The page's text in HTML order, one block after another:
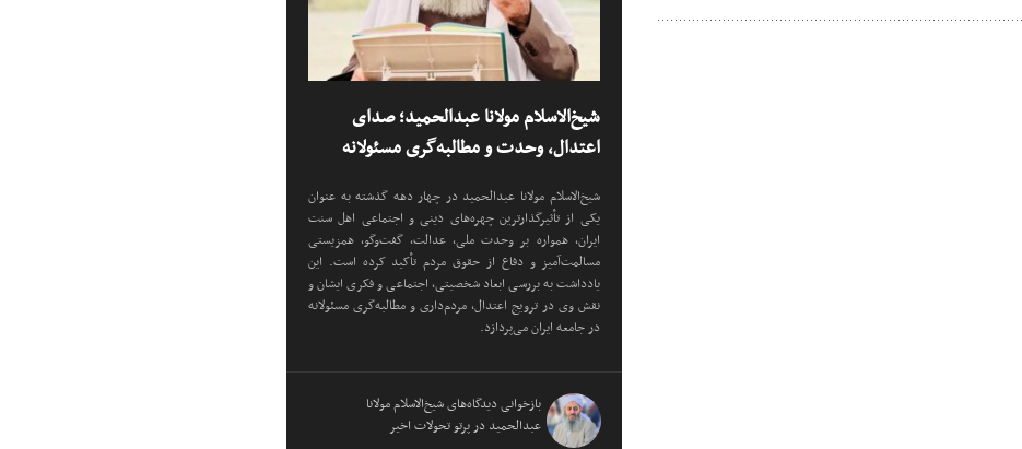
شیخ‌الاسلام مولانا عبدالحمید؛ صدای
اعتدال، وحدت و مطالبه‌گری مسئولانه
شیخ‌الاسلام مولانا عبدالحمید در چهار دهه گذشته به عنوان
یکی از تأثیرگذارترین چهره‌های دینی و اجتماعی اهل سنت
ایران، همواره بر وحدت ملی، عدالت، گفت‌وگو، همزیستی
مسالمت‌آمیز و دفاع از حقوق مردم تأکید کرده است. این
یادداشت به بررسی ابعاد شخصیتی، اجتماعی و فکری ایشان و
نقش وی در ترویج اعتدال، مردم‌داری و مطالبه‌گری مسئولانه
در جامعه ایران می‌پردازد.
بازخوانی دیدگاه‌های شیخ‌الاسلام مولانا
عبدالحمید در پرتو تحولات اخیر